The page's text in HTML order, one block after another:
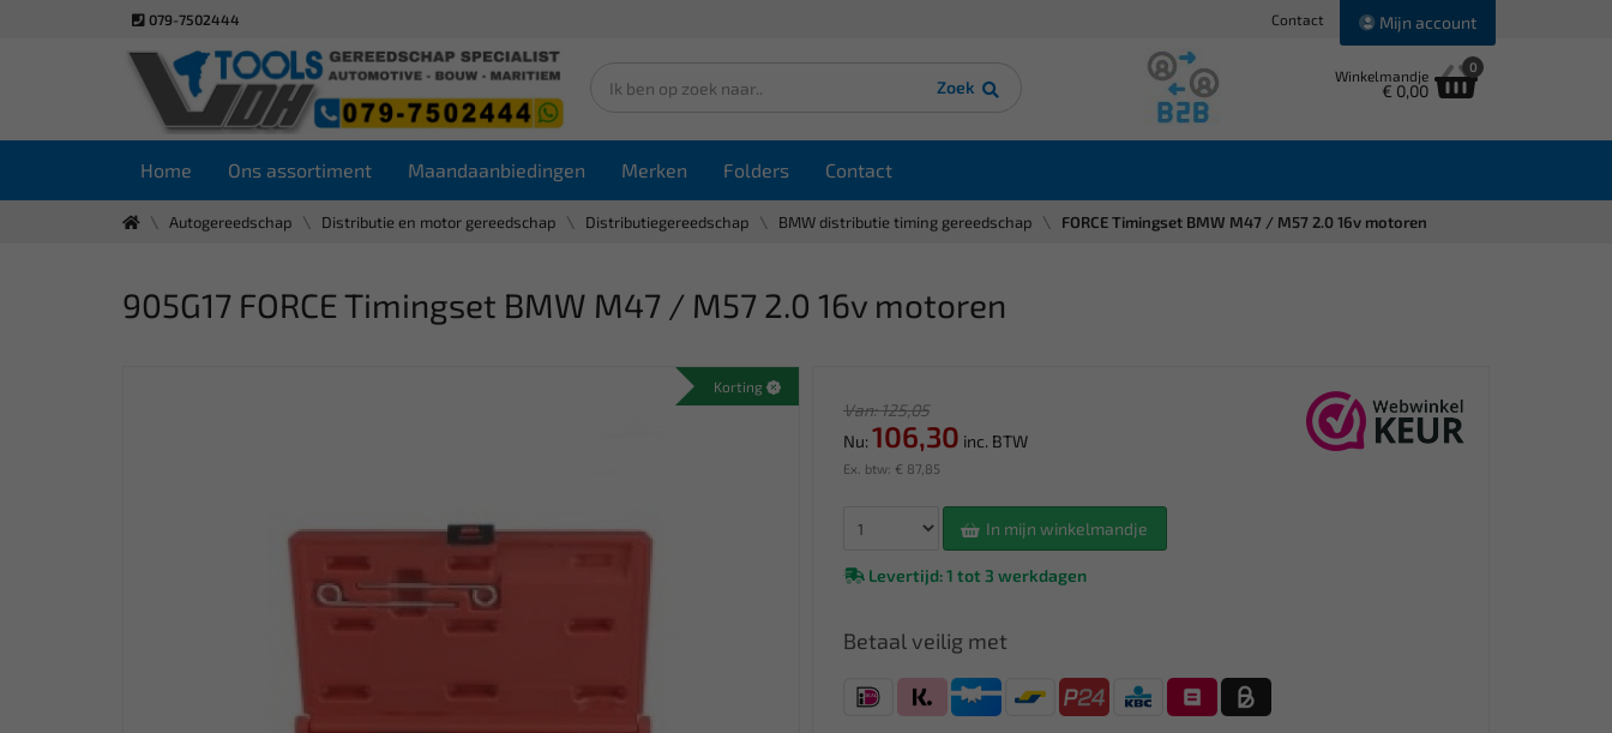
079-7502444 Contact Mijn account
Zoek
Winkelmandje
€ 0,00
0
Home Ons assortiment Maandaanbiedingen Merken Folders Contact
Autogereedschap Distributie en motor gereedschap Distributiegereedschap BMW distributie timing gereedschap FORCE Timingset BMW M47 / M57 2.0 16v motoren
905G17 FORCE Timingset BMW M47 / M57 2.0 16v motoren
Korting
Van: 125,05
Nu: 106,30 inc. BTW
Ex. btw: € 87,85
In mijn winkelmandje
Levertijd: 1 tot 3 werkdagen
Betaal veilig met